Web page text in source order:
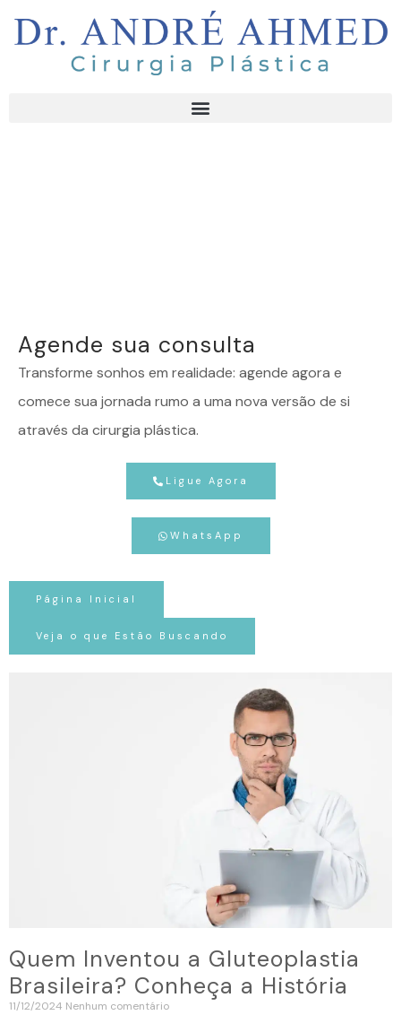
Agende sua consulta
Transforme sonhos em realidade: agende agora e
comece sua jornada rumo a uma nova versão de si
através da cirurgia plástica.
Ligue Agora
WhatsApp
Página Inicial
Veja o que Estão Buscando
Quem Inventou a Gluteoplastia
Brasileira? Conheça a História
11/12/2024 Nenhum comentário